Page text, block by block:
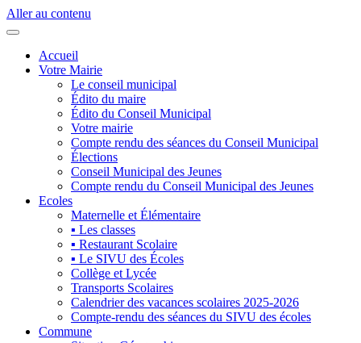
Aller au contenu
Accueil
Votre Mairie
Le conseil municipal
Édito du maire
Édito du Conseil Municipal
Votre mairie
Compte rendu des séances du Conseil Municipal
Élections
Conseil Municipal des Jeunes
Compte rendu du Conseil Municipal des Jeunes
Ecoles
Maternelle et Élémentaire
▪ Les classes
▪ Restaurant Scolaire
▪ Le SIVU des Écoles
Collège et Lycée
Transports Scolaires
Calendrier des vacances scolaires 2025-2026
Compte-rendu des séances du SIVU des écoles
Commune